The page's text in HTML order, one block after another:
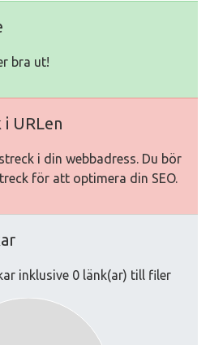
bra ut!
URLen
i din webbadress. Du bör
för att optimera din SEO.
inklusive 0 länk(ar) till filer